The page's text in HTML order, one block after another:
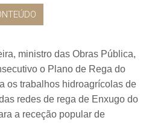
ministro das Obras Pública,
o Plano de Rega do
os trabalhos hidroagrícolas de
redes de rega de Enxugo do
a receção popular de